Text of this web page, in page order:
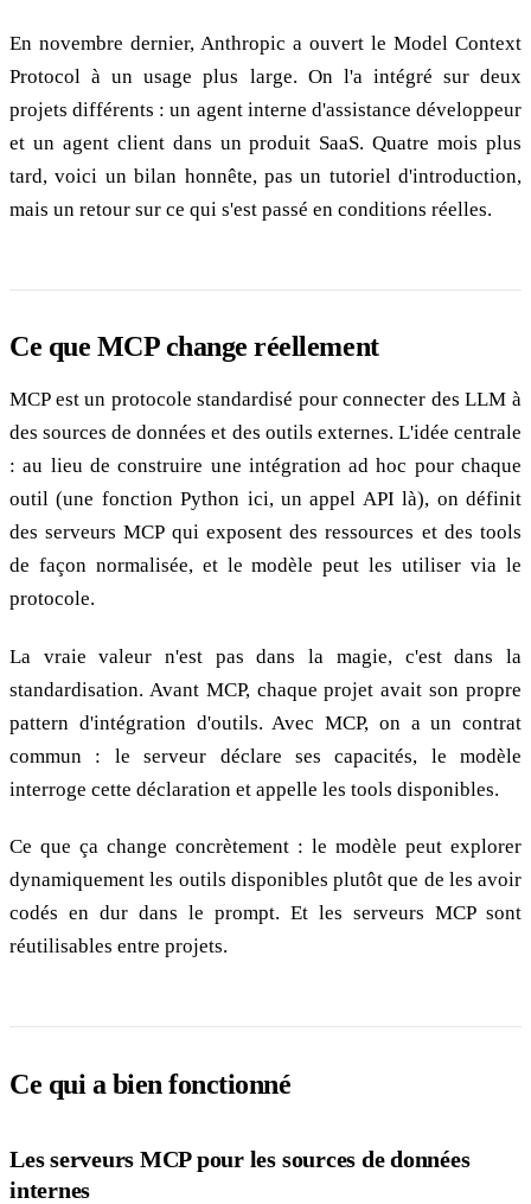
En novembre dernier, Anthropic a ouvert le Model Context
Protocol à un usage plus large. On l'a intégré sur deux
projets différents : un agent interne d'assistance développeur
et un agent client dans un produit SaaS. Quatre mois plus
tard, voici un bilan honnête, pas un tutoriel d'introduction,
mais un retour sur ce qui s'est passé en conditions réelles.
Ce que MCP change réellement
MCP est un protocole standardisé pour connecter des LLM à
des sources de données et des outils externes. L'idée centrale
: au lieu de construire une intégration ad hoc pour chaque
outil (une fonction Python ici, un appel API là), on définit
des serveurs MCP qui exposent des ressources et des tools
de façon normalisée, et le modèle peut les utiliser via le
protocole.
La vraie valeur n'est pas dans la magie, c'est dans la
standardisation. Avant MCP, chaque projet avait son propre
pattern d'intégration d'outils. Avec MCP, on a un contrat
commun : le serveur déclare ses capacités, le modèle
interroge cette déclaration et appelle les tools disponibles.
Ce que ça change concrètement : le modèle peut explorer
dynamiquement les outils disponibles plutôt que de les avoir
codés en dur dans le prompt. Et les serveurs MCP sont
réutilisables entre projets.
Ce qui a bien fonctionné
Les serveurs MCP pour les sources de données
internes